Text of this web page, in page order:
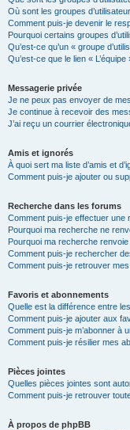
Où sont les groupes
Comment puis-je devenir le
Pourquoi certains groupes
Qu’est-ce qu’un « groupe
Qu’est-ce que le lien « L’équipe
Messagerie privée
Je ne peux pas envoyer de
Je continue à recevoir des
J’ai reçu un courrier
Amis et ignorés
À quoi sert ma liste d’amis et
Comment puis-je ajouter ou
Recherche dans les forums
Comment puis-je effectuer
Pourquoi ma recherche ne
Pourquoi ma recherche
Comment puis-je rechercher
Comment puis-je retrouver
Favoris et abonnements
Quelle est la différence entre
Comment puis-je ajouter aux
Comment puis-je m’abonner à
Comment puis-je résilier mes
Pièces jointes
Quelles pièces jointes sont
Comment puis-je retrouver
À propos de phpBB